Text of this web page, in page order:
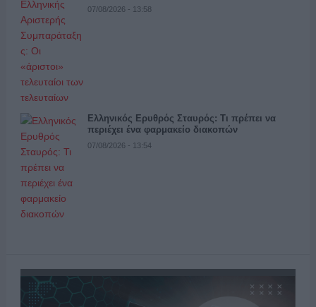
07/08/2026 - 13:58
Ελληνικός Ερυθρός Σταυρός: Τι πρέπει να
περιέχει ένα φαρμακείο διακοπών
07/08/2026 - 13:54